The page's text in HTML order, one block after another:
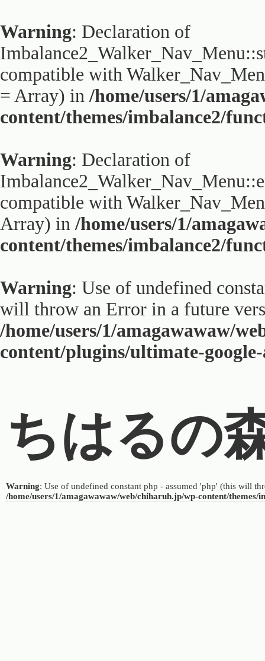
Warning: Declaration of
compatible with
= Array) in/home/users/1/
content/themes/imbalance2/
Warning: Declaration of
compatible with
Array) in/home/users/1/
content/themes/imbalance2/
Warning: Use of undefined
will throw an Error in a future
/home/users/1/amagawawaw/
content/plugins/ultimate-
ちはるの
Warning: Use of undefined constant php - assumed 'php' (this will
/home/users/1/amagawawaw/web/chiharuh.jp/wp-content/themes/